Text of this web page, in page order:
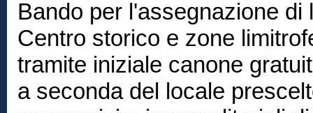
Bando per l'assegnazione
Centro storico e zone
tramite iniziale canone
a seconda del locale